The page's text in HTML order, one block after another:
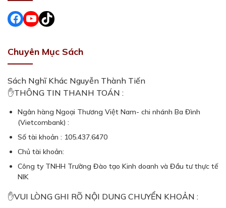
Facebook # #
Chuyên Mục Sách
Sách Nghĩ Khác Nguyễn Thành Tiến
✋THÔNG TIN THANH TOÁN :
Ngân hàng Ngoại Thương Việt Nam- chi nhánh Ba Đình
(Vietcombank) :
Số tài khoản : 105.437.6470
Chủ tài khoản:
Công ty TNHH Trường Đào tạo Kinh doanh và Đầu tư thực tế
NIK
✋VUI LÒNG GHI RÕ NỘI DUNG CHUYỂN KHOẢN :